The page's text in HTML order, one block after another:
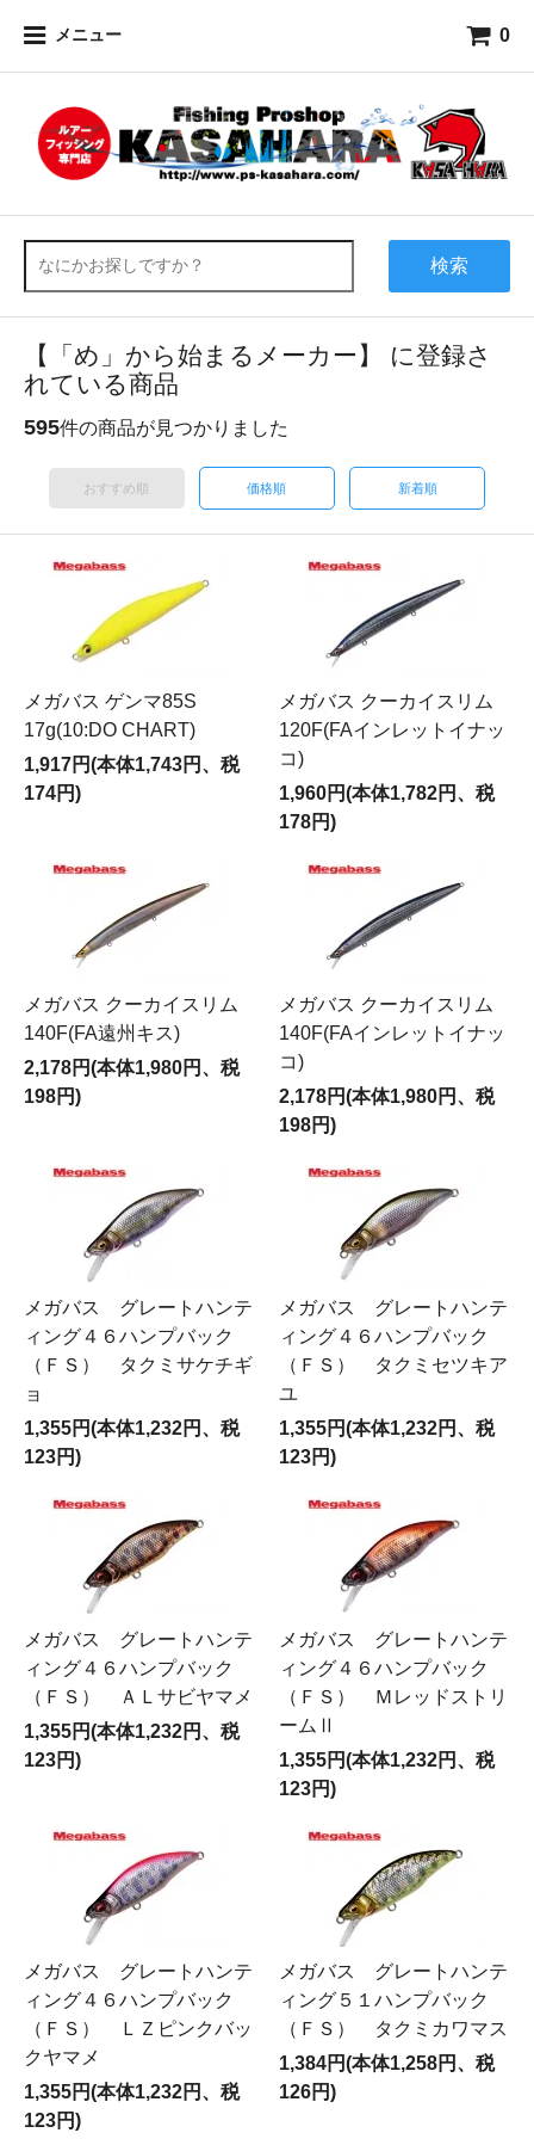
メニュー 0
検索
【「め」から始まるメーカー】 に登録さ
れている商品
595件の商品が見つかりました
おすすめ順 価格順 新着順
メガバス ゲンマ85S
17g(10:DO CHART)
1,917円(本体1,743円、税
174円)
メガバス クーカイスリム
120F(FAインレットイナッ
コ)
1,960円(本体1,782円、税
178円)
メガバス クーカイスリム
140F(FA遠州キス)
2,178円(本体1,980円、税
198円)
メガバス クーカイスリム
140F(FAインレットイナッ
コ)
2,178円(本体1,980円、税
198円)
メガバス グレートハンテ
ィング４６ハンプバック
（ＦＳ） タクミサケチギ
ョ
1,355円(本体1,232円、税
123円)
メガバス グレートハンテ
ィング４６ハンプバック
（ＦＳ） タクミセツキア
ユ
1,355円(本体1,232円、税
123円)
メガバス グレートハンテ
ィング４６ハンプバック
（ＦＳ） ＡＬサビヤマメ
1,355円(本体1,232円、税
123円)
メガバス グレートハンテ
ィング４６ハンプバック
（ＦＳ） Ｍレッドストリ
ームⅡ
1,355円(本体1,232円、税
123円)
メガバス グレートハンテ
ィング４６ハンプバック
（ＦＳ） ＬＺピンクバッ
クヤマメ
1,355円(本体1,232円、税
123円)
メガバス グレートハンテ
ィング５１ハンプバック
（ＦＳ） タクミカワマス
1,384円(本体1,258円、税
126円)